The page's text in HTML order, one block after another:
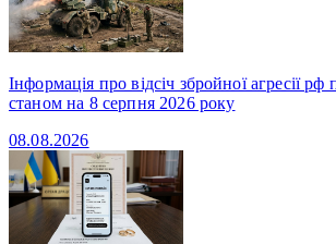
Інформація про відсіч збройної агресії
станом на 8 серпня 2026 року
08.08.2026